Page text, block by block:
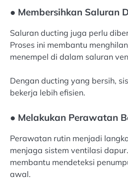
● Membersihkan Saluran
Saluran ducting juga perlu
Proses ini membantu
menempel di dalam saluran
Dengan ducting yang bersih,
bekerja lebih efisien.
● Melakukan Perawatan
Perawatan rutin menjadi
menjaga sistem ventilasi
membantu mendeteksi
awal.